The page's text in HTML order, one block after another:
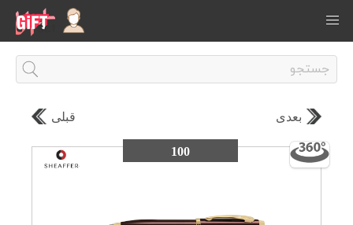
قبلی بعدی
100